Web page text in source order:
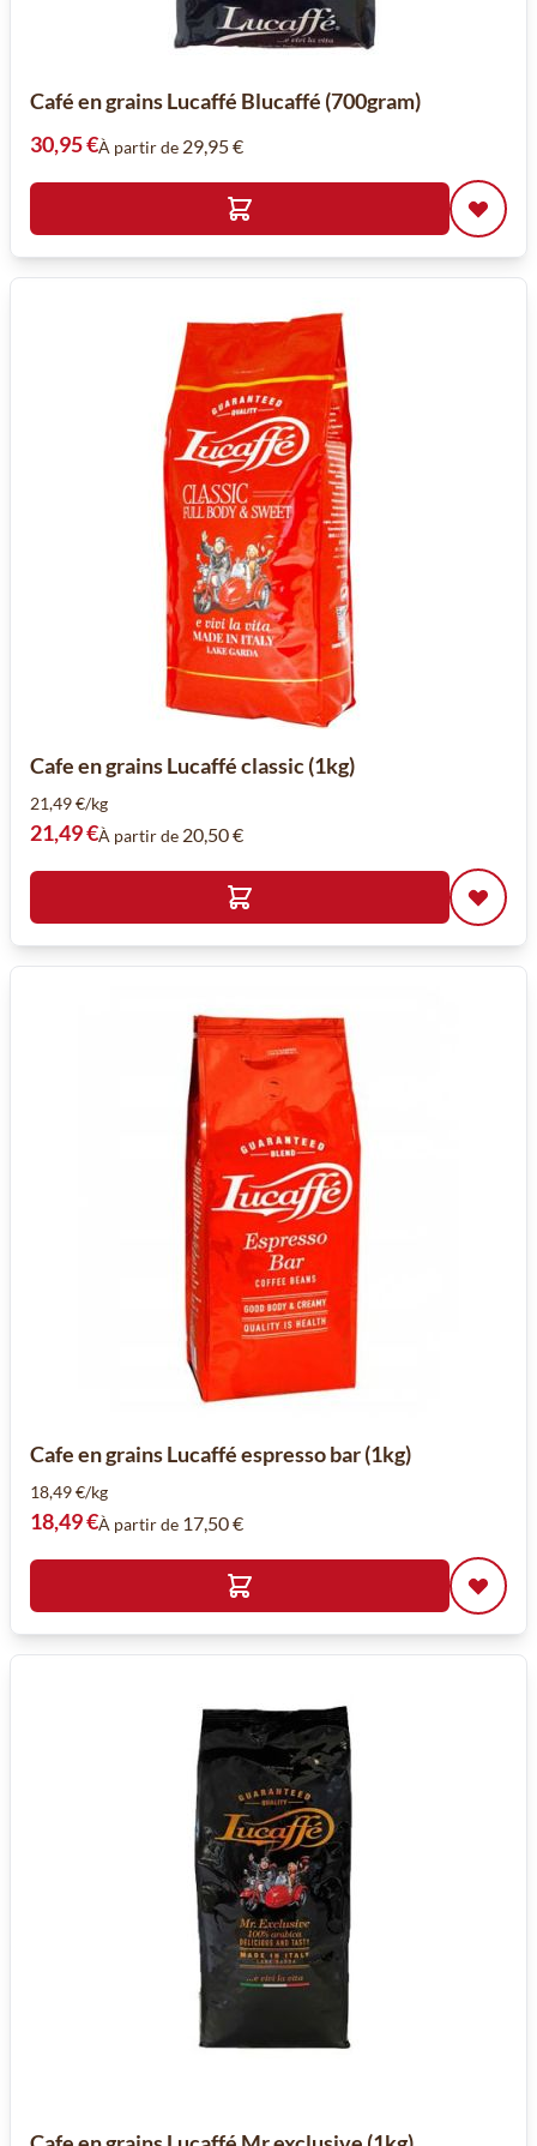
Café en grains Lucaffé Blucaffé (700gram)
30,95 €À partir de 29,95 €
Cafe en grains Lucaffé classic (1kg)
21,49 €/kg
21,49 €À partir de 20,50 €
Cafe en grains Lucaffé espresso bar (1kg)
18,49 €/kg
18,49 €À partir de 17,50 €